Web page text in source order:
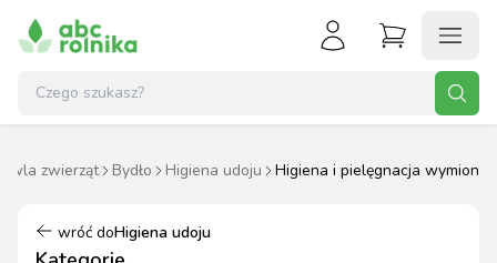
zwierząt Bydło Higiena udoju Higiena i pielęgnacja wymion
wróć doHigiena udoju